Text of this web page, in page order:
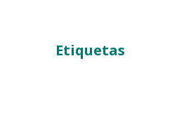
Etiquetas